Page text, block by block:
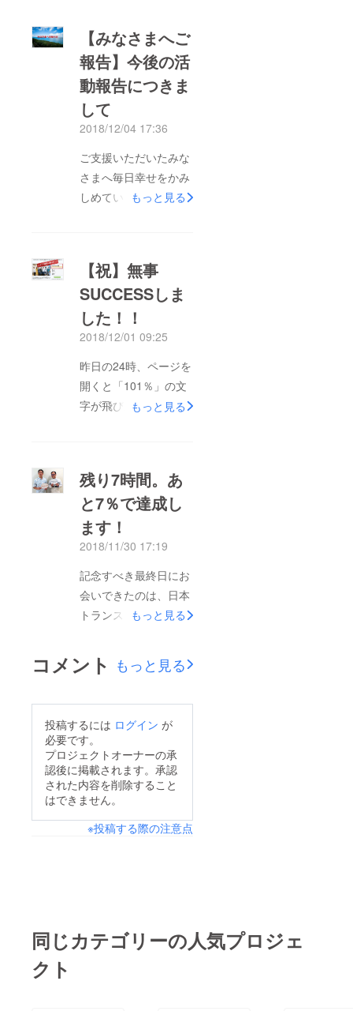
【みなさまへご
報告】今後の活
動報告につきま
して
2018/12/04 17:36
ご支援いただいたみな
さまへ毎日幸せをかみ
しめています。改めて
向けて急ピッチで動い
ているところです＾＾
今後の活動報告は、
Mya-hk LAB.（みゃー
Facebookページで
アップしていきます。
ぜひ覗いてみてくださ
https://www.facebook.
com/Mya-hk-LAB-
250086705856775/そ
してぜひコメントいた
だけると嬉しいです！
引き続き応援のほどよ
ろしくお願いいたしま
す！
もっと見る
【祝】無事
SUCCESSしま
した！！
2018/12/01 09:25
昨日の24時、ページを
開くと「101％」の文
字が飛び込んできまし
知り合いの方に声をか
けてくれたみなさま、
応援メッセージをくれ
たみなさま、本当に、
とうございます！！！
今回のクラウドファン
ディングでは、多くの
できました。熱意の量
いうこと。例え難しい
ことでも、仲間がいれ
ば乗り越えていけるこ
と。宮古島を愛する人
が世界中にいるという
こと。子供の未来を多
くの人が温かい心で応
援しているというこ
りを楽しみにしていて
もっと見る
残り7時間。あ
と7％で達成し
ます！
2018/11/30 17:19
記念すべき最終日にお
会いできたのは、日本
トランスオーシャン航
長の小堀健一さん。実
は、Mya-hk LAB.のメ
上げたい」その想い
で、立ち上げ当初から
一緒に歩んでいる仲間
です。残り7時間。も
います。最後までメン
もっと見る
コメント もっと見る
投稿するには ログイン が
必要です。
プロジェクトオーナーの承
認後に掲載されます。承認
された内容を削除すること
はできません。
※投稿する際の注意点
同じカテゴリーの人気プロジェ
クト